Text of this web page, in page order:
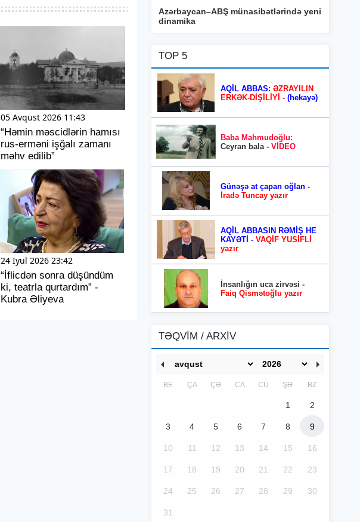
05 Avqust 2026 11:43
“Həmin məscidlərin hamısı
rus-erməni işğalı zamanı
məhv edilib”
24 Iyul 2026 23:42
“İflicdən sonra düşündüm
ki, teatrla qurtardım” -
Kubra Əliyeva
Azərbaycan–ABŞ münasibətlərində yeni
dinamika
TOP 5
AQİL ABBAS: ƏZRAYILIN
ERKƏK-DİŞİLİYİ - (hekayə)
Baba Mahmudoğlu:
Ceyran bala - VİDEO
Günəşə at çapan oğlan -
İradə Tuncay yazır
AQİL ABBASIN RƏMİŞ HE
KAYƏTİ - VAQİF YUSİFLİ
yazır
İnsanlığın uca zirvəsi -
Faiq Qismətoğlu yazır
TƏQVİM / ARXİV
BE ÇA ÇƏ CA CÜ ŞƏ BZ
1 2
3 4 5 6 7 8 9
10 11 12 13 14 15 16
17 18 19 20 21 22 23
24 25 26 27 28 29 30
31